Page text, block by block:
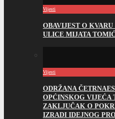
Vijesti
OBAVIJEST O
ULICE MIJATA
Vijesti
ODRŽANA
OPĆINSKOG VIJEĆA
ZAKLJUČAK O
IZRADI IDEJNOG